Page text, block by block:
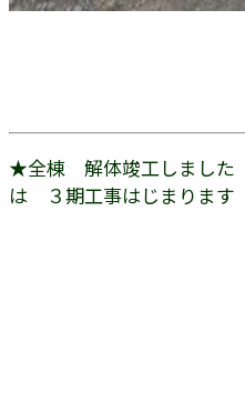
★全棟 解体竣工しまし
は ３期工事はじまります